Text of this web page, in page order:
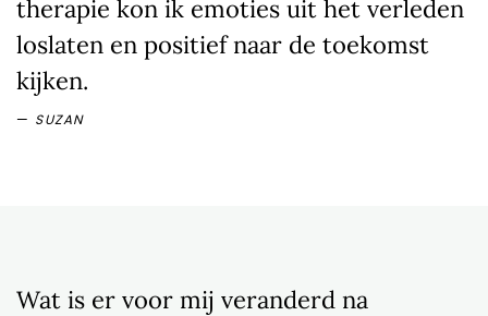
therapie kon ik emoties uit het verleden
loslaten en positief naar de toekomst
kijken.
SUZAN
Wat is er voor mij veranderd na